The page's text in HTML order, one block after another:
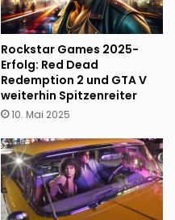
Rockstar Games 2025-
Erfolg: Red Dead
Redemption 2 und GTA V
weiterhin Spitzenreiter
10. Mai 2025